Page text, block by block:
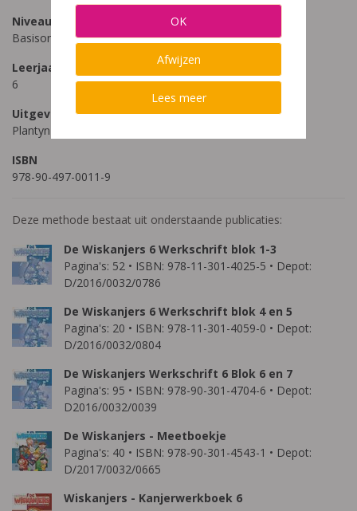
Niveau
Basisonderwijs
Leerjaar
6
Uitgeverij
Plantyn
ISBN
978-90-497-0011-9
Deze methode bestaat uit onderstaande publicaties:
De Wiskanjers 6 Werkschrift blok 1-3
Pagina's: 52 • ISBN: 978-11-301-4025-5 • Depot:
D/2016/0032/0786
De Wiskanjers 6 Werkschrift blok 4 en 5
Pagina's: 20 • ISBN: 978-11-301-4059-0 • Depot:
D/2016/0032/0804
De Wiskanjers Werkschrift 6 Blok 6 en 7
Pagina's: 95 • ISBN: 978-90-301-4704-6 • Depot:
D2016/0032/0039
De Wiskanjers - Meetboekje
Pagina's: 40 • ISBN: 978-90-301-4543-1 • Depot:
D/2017/0032/0665
Wiskanjers - Kanjerwerkboek 6
OK
Afwijzen
Lees meer